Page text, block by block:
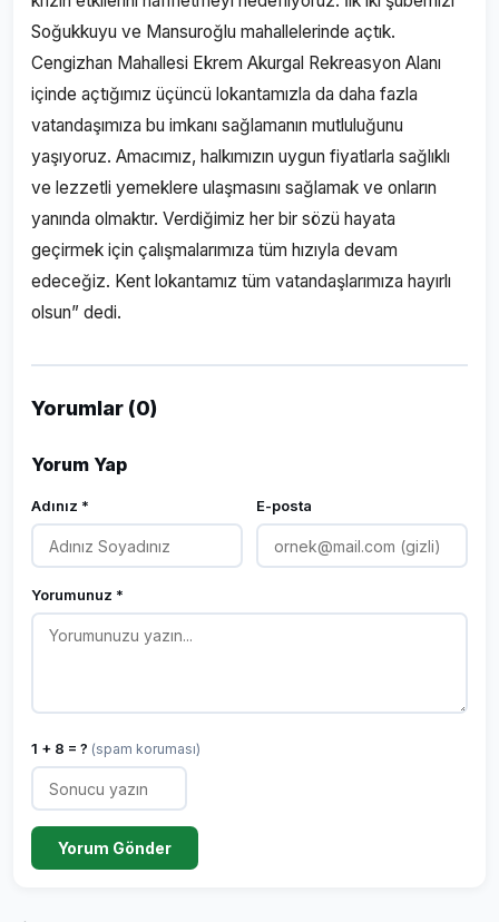
Soğukkuyu ve Mansuroğlu mahallelerinde açtık.
Cengizhan Mahallesi Ekrem Akurgal Rekreasyon Alanı
içinde açtığımız üçüncü lokantamızla da daha fazla
vatandaşımıza bu imkanı sağlamanın mutluluğunu
yaşıyoruz. Amacımız, halkımızın uygun fiyatlarla sağlıklı
ve lezzetli yemeklere ulaşmasını sağlamak ve onların
yanında olmaktır. Verdiğimiz her bir sözü hayata
geçirmek için çalışmalarımıza tüm hızıyla devam
edeceğiz. Kent lokantamız tüm vatandaşlarımıza hayırlı
olsun” dedi.
Yorumlar (0)
Yorum Yap
Adınız * E-posta
Yorumunuz *
1 + 8 = ? (spam koruması)
Yorum Gönder